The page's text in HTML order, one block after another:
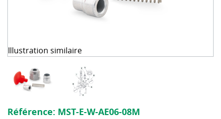
Illustration similaire
Référence: MST-E-W-AE06-08M